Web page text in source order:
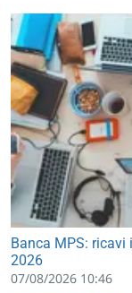
Banca MPS: ricavi
2026
07/08/2026 10:46